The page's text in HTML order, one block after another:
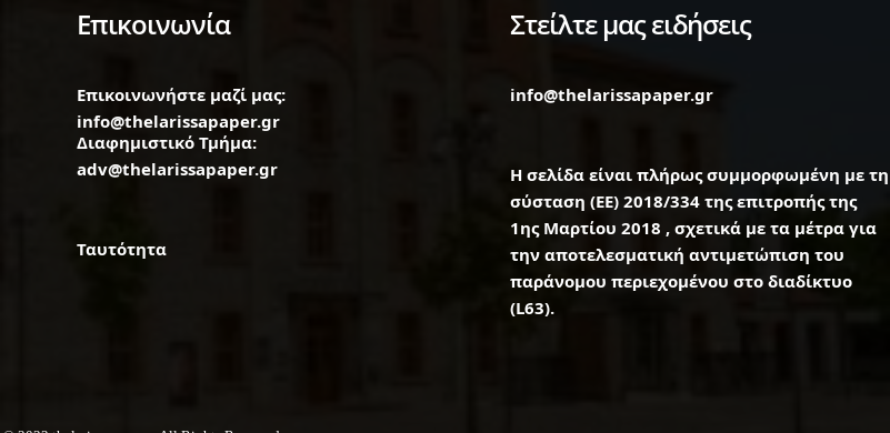
Επικοινωνία
Επικοινωνήστε μαζί μας:
info@thelarissapaper.gr
Διαφημιστικό Τμήμα:
adv@thelarissapaper.gr
Ταυτότητα
Στείλτε μας ειδήσεις
info@thelarissapaper.gr
Η σελίδα είναι πλήρως συμμορφωμένη με τη
σύσταση (ΕΕ) 2018/334 της επιτροπής της
1ης Μαρτίου 2018 , σχετικά με τα μέτρα για
την αποτελεσματική αντιμετώπιση του
παράνομου περιεχομένου στο διαδίκτυο
(L63).